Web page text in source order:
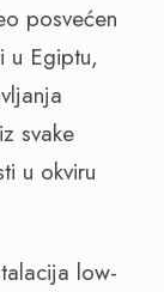
posvećen
u Egiptu,
svake
u okviru
low-